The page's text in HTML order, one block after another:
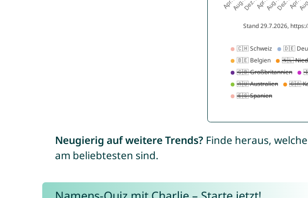
Neugierig auf weitere Trends? Finde heraus,
am beliebtesten sind.